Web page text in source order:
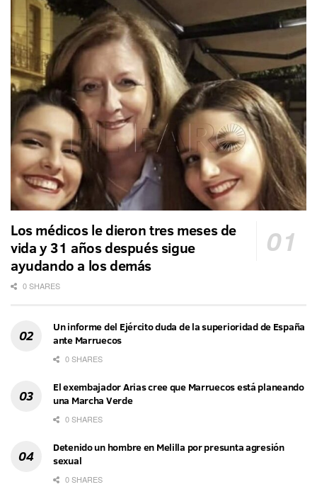
Los médicos le dieron tres meses de
vida y 31 años después sigue
ayudando a los demás
0 SHARES
Un informe del Ejército duda de la superioridad de España
ante Marruecos
0 SHARES
El exembajador Arias cree que Marruecos está planeando
una Marcha Verde
0 SHARES
Detenido un hombre en Melilla por presunta agresión
sexual
0 SHARES